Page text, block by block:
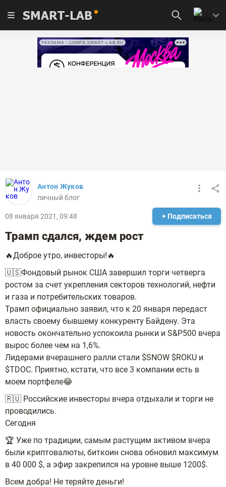
SMART-LAB
РЕКЛАМА • CONFA.SMART-LAB.RU
Антон Жуков
личный блог
08 января 2021, 09:48 + Подписаться
Трамп сдался, ждем рост
🔥Доброе утро, инвесторы!🔥
🇺🇸Фондовый рынок США завершил торги четверга
ростом за счет укрепления секторов технологий, нефти
и газа и потребительских товаров.
Трамп официально заявил, что к 20 января передаст
власть своему бывшему конкуренту Байдену. Эта
новость окончательно успокоила рынки и S&P500 вчера
вырос более чем на 1,6%.
Лидерами вчерашнего ралли стали $SNOW $ROKU и
$TDOC. Приятно, кстати, что все 3 компании есть в
моем портфеле😂
🇷🇺 Российские инвесторы вчера отдыхали и торги не
проводились.
Сегодня
🏆 Уже по традиции, самым растущим активом вчера
были криптовалюты, биткоин снова обновил максимум
в 40 000 $, а эфир закрепился на уровне выше 1200$.
Всем добра! Не теряйте деньги!